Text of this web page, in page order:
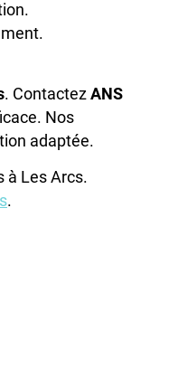
. Contactez ANS
Nos
adaptée.
à Les Arcs.
.